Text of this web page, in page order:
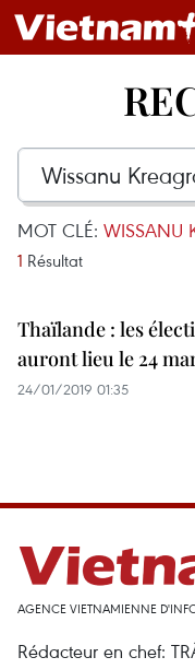
MOT CLÉ: WISSANU
1 Résultat
Thaïlande : les
auront lieu le 24
24/01/2019 01:35
AGENCE VIETNAMIENNE
Rédacteur en chef: